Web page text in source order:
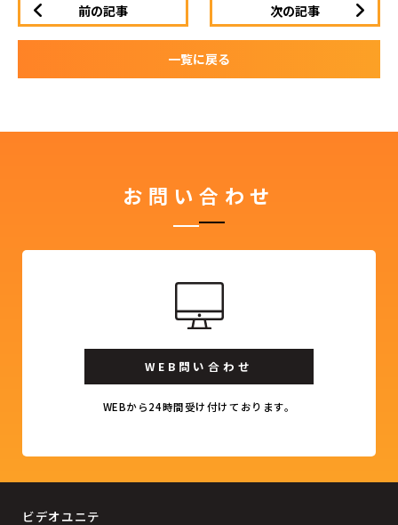
前の記事 次の記事
一覧に戻る
お問い合わせ
WEB問い合わせ
WEBから24時間受け付けております。
ビデオユニテ